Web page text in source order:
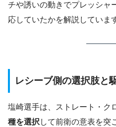
チや誘いの動きでプレッシャ
応していたかを解説していま
レシーブ側の選択肢と
塩崎選手は、ストレート・ク
種を選択 して前衛の意表を突